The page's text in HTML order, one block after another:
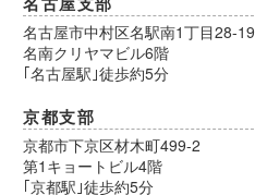
名古屋市中村区名駅南1丁目28-19
名南クリヤマビル6階
｢名古屋駅｣徒歩約5分
京都支部
京都市下京区材木町499-2
第1キョートビル4階
｢京都駅｣徒歩約5分